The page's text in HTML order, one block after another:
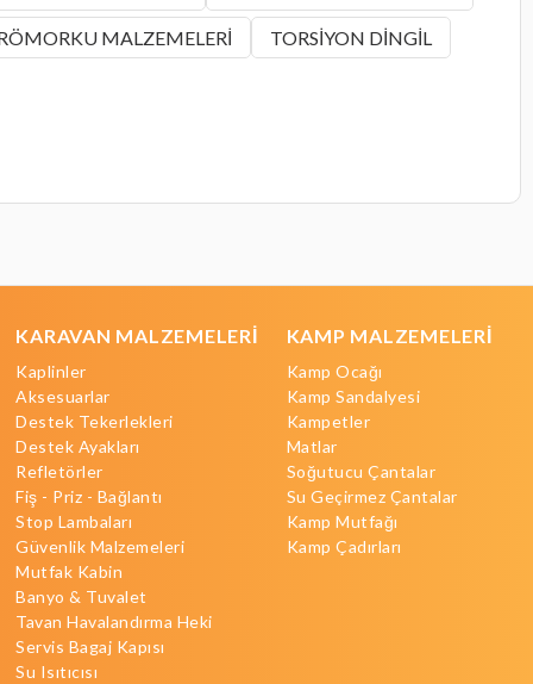
MALZEMELERİ TORSİYON DİNGİL
KARAVAN MALZEMELERİ
Kaplinler
Aksesuarlar
Destek Tekerlekleri
Destek Ayakları
Refletörler
Fiş - Priz - Bağlantı
Stop Lambaları
Güvenlik Malzemeleri
Mutfak Kabin
Banyo & Tuvalet
Tavan Havalandırma Heki
Servis Bagaj Kapısı
Su Isıtıcısı
KAMP MALZEMELERİ
Kamp Ocağı
Kamp Sandalyesi
Kampetler
Matlar
Soğutucu Çantalar
Su Geçirmez Çantalar
Kamp Mutfağı
Kamp Çadırları